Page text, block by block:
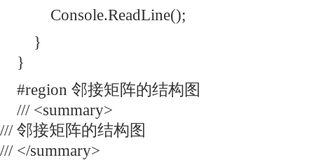
Console.ReadLine();
}
}
#region 邻接矩阵的结构图
/// <summary>
/// 邻接矩阵的结构图
/// </summary>